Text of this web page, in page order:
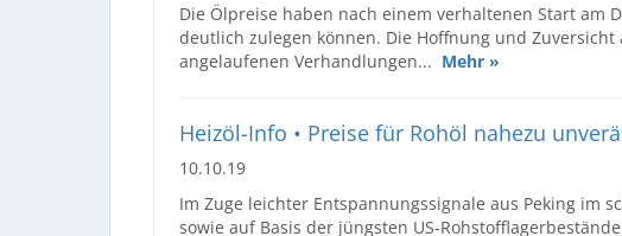
Die Ölpreise haben nach einem verhaltenen Start am
deutlich zulegen können. Die Hoffnung und
angelaufenen Verhandlungen... Mehr »
Heizöl-Info • Preise für Rohöl nahezu
10.10.19
Im Zuge leichter Entspannungssignale aus Peking im
sowie auf Basis der jüngsten US-